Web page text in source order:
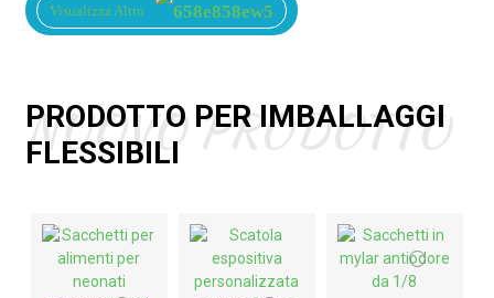
Visualizza Altro
PRODOTTO PER IMBALLAGGI
FLESSIBILI
NUOVO PRODOTTO